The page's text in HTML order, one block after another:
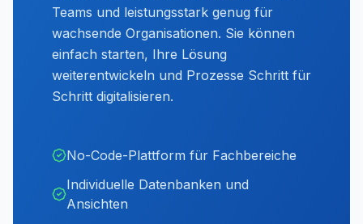
Teams und leistungsstark genug für
wachsende Organisationen. Sie können
einfach starten, Ihre Lösung
weiterentwickeln und Prozesse Schritt für
Schritt digitalisieren.
No-Code-Plattform für Fachbereiche
Individuelle Datenbanken und
Ansichten